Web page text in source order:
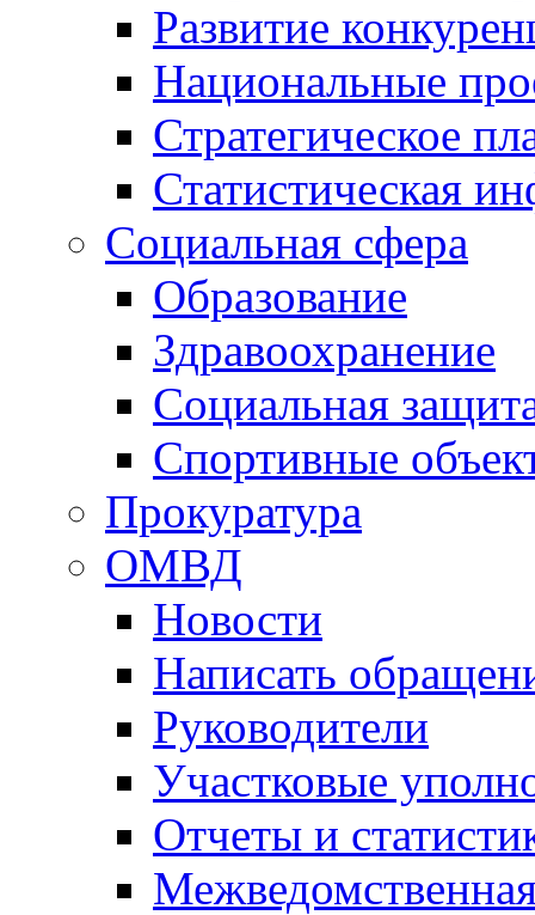
Развитие
Национальные
Стратегическое
Статистическая
Социальная сфера
Образование
Здравоохранение
Социальная
Спортивные
Прокуратура
ОМВД
Новости
Написать
Руководители
Участковые
Отчеты и